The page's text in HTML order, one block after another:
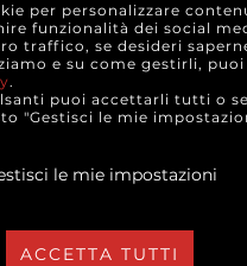
per personalizzare
funzionalità dei social
traffico, se desideri
e su come gestirli, puoi
.
puoi accettarli tutti o
"Gestisci le mie
le mie impostazioni
ACCETTA TUTTI